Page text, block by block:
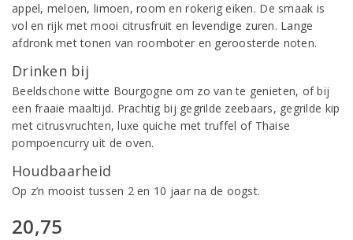
appel, meloen, limoen, room en rokerig eiken. De smaak is
vol en rijk met mooi citrusfruit en levendige zuren. Lange
afdronk met tonen van roomboter en geroosterde noten.
Drinken bij
Beeldschone witte Bourgogne om zo van te genieten, of bij
een fraaie maaltijd. Prachtig bij gegrilde zeebaars, gegrilde kip
met citrusvruchten, luxe quiche met truffel of Thaise
pompoencurry uit de oven.
Houdbaarheid
Op z’n mooist tussen 2 en 10 jaar na de oogst.
20,75